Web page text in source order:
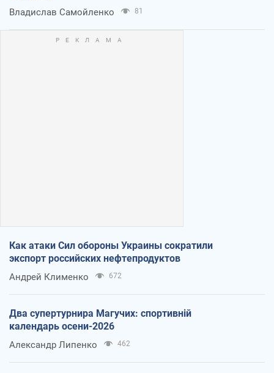
Владислав Самойленко 81
Как атаки Сил обороны Украины сократили
экспорт российских нефтепродуктов
Андрей Клименко 672
Два супертурнира Магучих: спортивній
календарь осени-2026
Александр Липенко 462